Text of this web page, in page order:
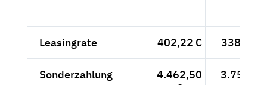
Leasingrate 402,22 € 338,-- €
Sonderzahlung
4.462,50
3.750,--